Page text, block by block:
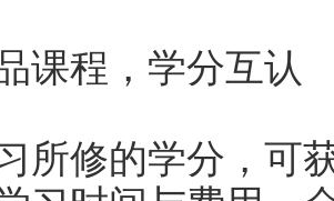
程，学分互认
修的学分，可获